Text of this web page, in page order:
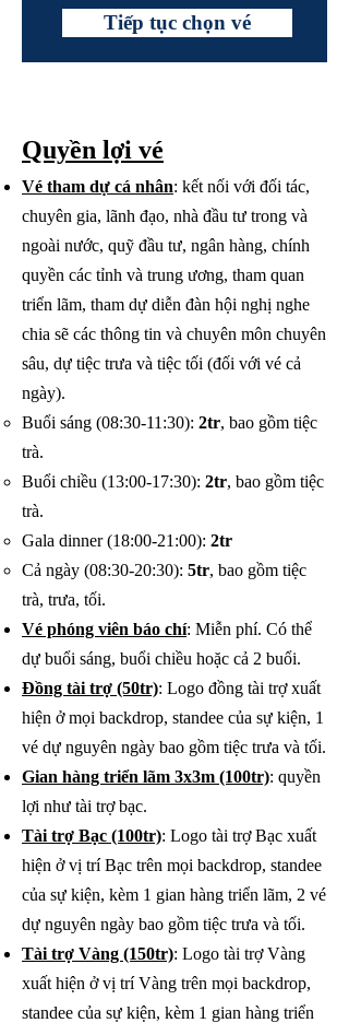
Tiếp tục chọn vé
Quyền lợi vé
Vé tham dự cá nhân: kết nối với đối tác,
chuyên gia, lãnh đạo, nhà đầu tư trong và
ngoài nước, quỹ đầu tư, ngân hàng, chính
quyền các tỉnh và trung ương, tham quan
triển lãm, tham dự diễn đàn hội nghị nghe
chia sẽ các thông tin và chuyên môn chuyên
sâu, dự tiệc trưa và tiệc tối (đối với vé cả
ngày).
Buổi sáng (08:30-11:30): 2tr, bao gồm tiệc
trà.​
Buổi chiều (13:00-17:30): 2tr, bao gồm tiệc
trà.
Gala dinner (18:00-21:00): 2tr
Cả ngày (08:30-20:30): 5tr, bao gồm tiệc
trà, trưa, tối.
Vé phóng viên báo chí: Miễn phí. Có thể
dự buổi sáng, buổi chiều hoặc cả 2 buổi.
Đồng tài trợ (50tr): Logo đồng tài trợ xuất
hiện ở mọi backdrop, standee của sự kiện, 1
vé dự nguyên ngày bao gồm tiệc trưa và tối.
Gian hàng triển lãm 3x3m (100tr): quyền
lợi như tài trợ bạc.
Tài trợ Bạc (100tr): Logo tài trợ Bạc xuất
hiện ở vị trí Bạc trên mọi backdrop, standee
của sự kiện, kèm 1 gian hàng triển lãm, 2 vé
dự nguyên ngày bao gồm tiệc trưa và tối.
Tài trợ Vàng (150tr): Logo tài trợ Vàng
xuất hiện ở vị trí Vàng trên mọi backdrop,
standee của sự kiện, kèm 1 gian hàng triển